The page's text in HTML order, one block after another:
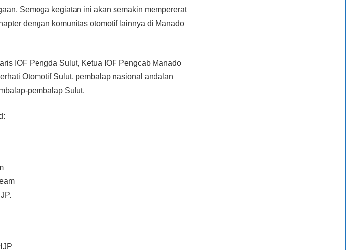
Semoga kegiatan ini akan semakin mempererat
dengan komunitas otomotif lainnya di Manado
IOF Pengda Sulut, Ketua IOF Pengcab Manado
Otomotif Sulut, pembalap nasional andalan
pembalap Sulut.